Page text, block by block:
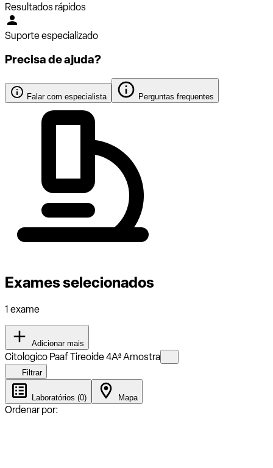
Resultados rápidos
Suporte especializado
Precisa de ajuda?
Falar com especialista Perguntas frequentes
Exames selecionados
1 exame
Adicionar mais
Citologico Paaf Tireoide 4Aª Amostra
Filtrar
Laboratórios (0) Mapa
Ordenar por: